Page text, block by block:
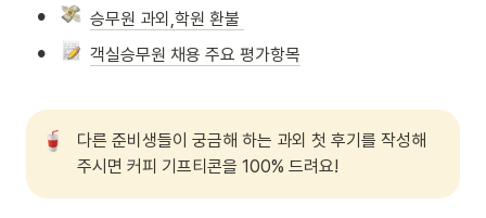
• 승무원 과외,학원 환불
• 객실승무원 채용 주요 평가항목
다른 준비생들이 궁금해 하는 과외 첫 후기를 작성해
주시면 커피 기프티콘을 100% 드려요!